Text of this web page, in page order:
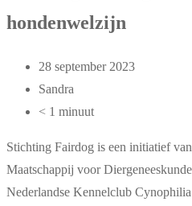
hondenwelzijn
28 september 2023
Sandra
< 1 minuut
Stichting Fairdog is een initiatief
Maatschappij voor
Nederlandse Kennelclub